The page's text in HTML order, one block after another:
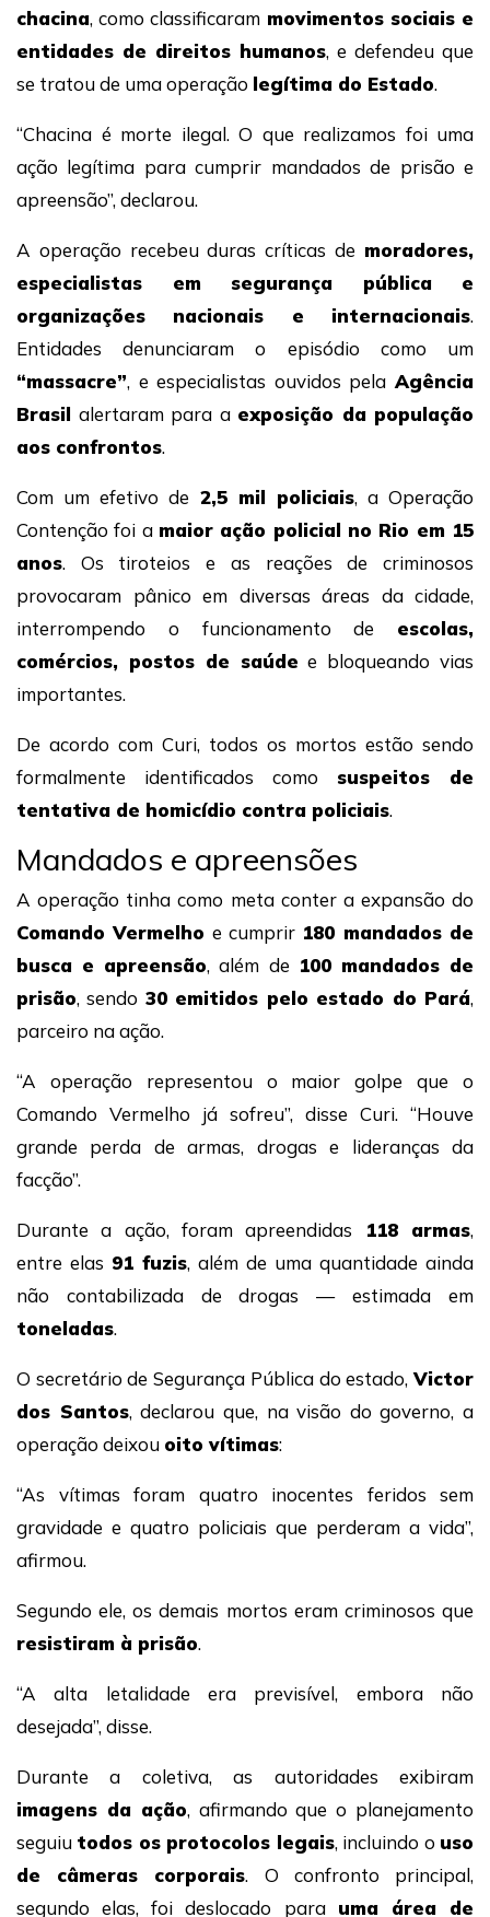
chacina, como classificaram movimentos sociais e
entidades de direitos humanos, e defendeu que
se tratou de uma operação legítima do Estado.
“Chacina é morte ilegal. O que realizamos foi uma
ação legítima para cumprir mandados de prisão e
apreensão”, declarou.
A operação recebeu duras críticas de moradores,
especialistas em segurança pública e
organizações nacionais e internacionais.
Entidades denunciaram o episódio como um
“massacre”, e especialistas ouvidos pela Agência
Brasil alertaram para a exposição da população
aos confrontos.
Com um efetivo de 2,5 mil policiais, a Operação
Contenção foi a maior ação policial no Rio em 15
anos. Os tiroteios e as reações de criminosos
provocaram pânico em diversas áreas da cidade,
interrompendo o funcionamento de escolas,
comércios, postos de saúde e bloqueando vias
importantes.
De acordo com Curi, todos os mortos estão sendo
formalmente identificados como suspeitos de
tentativa de homicídio contra policiais.
Mandados e apreensões
A operação tinha como meta conter a expansão do
Comando Vermelho e cumprir 180 mandados de
busca e apreensão, além de 100 mandados de
prisão, sendo 30 emitidos pelo estado do Pará,
parceiro na ação.
“A operação representou o maior golpe que o
Comando Vermelho já sofreu”, disse Curi. “Houve
grande perda de armas, drogas e lideranças da
facção”.
Durante a ação, foram apreendidas 118 armas,
entre elas 91 fuzis, além de uma quantidade ainda
não contabilizada de drogas — estimada em
toneladas.
O secretário de Segurança Pública do estado,Victor
dos Santos, declarou que, na visão do governo, a
operação deixou oito vítimas:
“As vítimas foram quatro inocentes feridos sem
gravidade e quatro policiais que perderam a vida”,
afirmou.
Segundo ele, os demais mortos eram criminosos que
resistiram à prisão.
“A alta letalidade era previsível, embora não
desejada”, disse.
Durante a coletiva, as autoridades exibiram
imagens da ação, afirmando que o planejamento
seguiu todos os protocolos legais, incluindo o uso
de câmeras corporais. O confronto principal,
segundo elas, foi deslocado para uma área de